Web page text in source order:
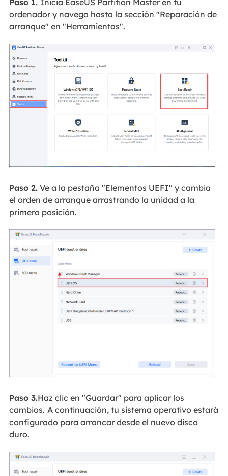
ordenador y navega hasta la sección "Reparación de
arranque" en "Herramientas".
Paso 2.Ve a la pestaña "Elementos UEFI" y cambia
el orden de arranque arrastrando la unidad a la
primera posición.
Paso 3.Haz clic en "Guardar" para aplicar los
cambios. A continuación, tu sistema operativo estará
configurado para arrancar desde el nuevo disco
duro.